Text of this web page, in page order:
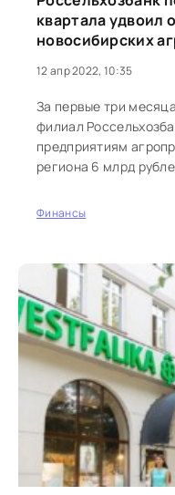
квартала удвоил
новосибирских
12 апр 2022, 10:35
За первые три
филиал
предприятиям
региона 6 млрд
Финансы